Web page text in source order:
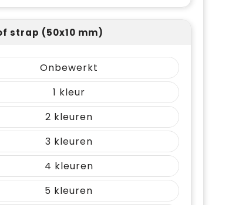
strap (50x10 mm)
Onbewerkt
1
2
3
4
5